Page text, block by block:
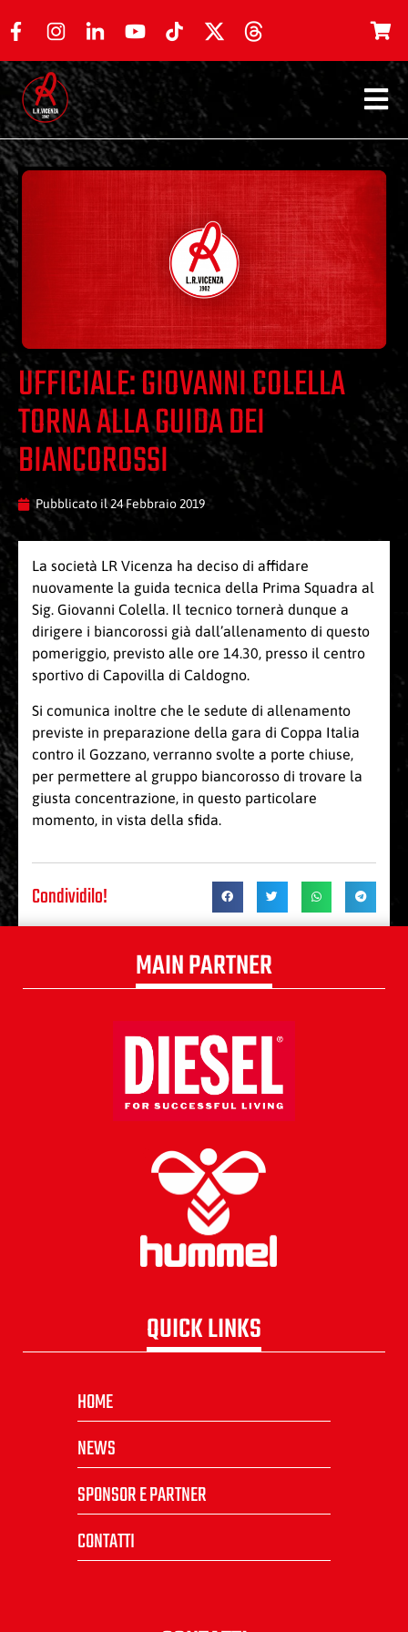
UFFICIALE: GIOVANNI COLELLA
TORNA ALLA GUIDA DEI
BIANCOROSSI
Pubblicato il24 Febbraio 2019
La società LR Vicenza ha deciso di affidare
nuovamente la guida tecnica della Prima Squadra al
Sig. Giovanni Colella. Il tecnico tornerà dunque a
dirigere i biancorossi già dall’allenamento di questo
pomeriggio, previsto alle ore 14.30, presso il centro
sportivo di Capovilla di Caldogno.
Si comunica inoltre che le sedute di allenamento
previste in preparazione della gara di Coppa Italia
contro il Gozzano, verranno svolte a porte chiuse,
per permettere al gruppo biancorosso di trovare la
giusta concentrazione, in questo particolare
momento, in vista della sfida.
Condividilo!
MAIN PARTNER
QUICK LINKS
HOME
NEWS
SPONSOR E PARTNER
CONTATTI